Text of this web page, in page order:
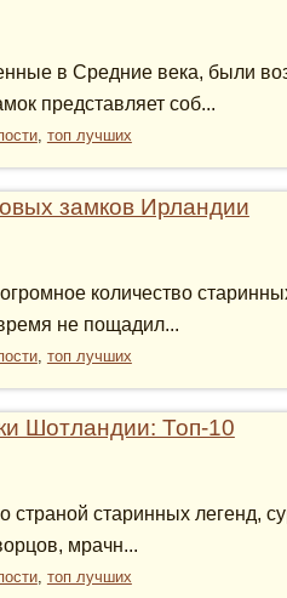
в Средние века, были
представляет соб...
, топ лучших
замков Ирландии
количество
не пощадил...
, топ лучших
Шотландии: Топ-10
страной старинных легенд,
мрачн...
, топ лучших